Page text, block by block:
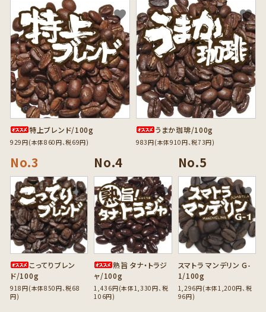
特上ブレンド/100g
929円(本体860円、税69円)
favorite
うまか珈琲/100g
983円(本体910円、税73円)
favorite
こってりブレン
ド/100g
918円(本体850円、税68
円)
favorite
熟旨 タナ・トラジ
ャ/100g
1,436円(本体1,330円、税
106円)
favorite
スマトラ マンデリン G-
1/100g
1,296円(本体1,200円、税
96円)
favorite